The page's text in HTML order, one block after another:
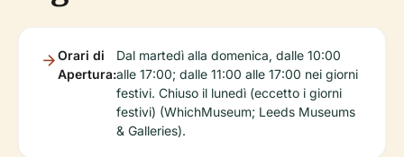
Orari di
Apertura:
Dal martedì alla domenica, dalle 10:00
alle 17:00; dalle 11:00 alle 17:00 nei giorni
festivi. Chiuso il lunedì (eccetto i giorni
festivi) (WhichMuseum; Leeds Museums
& Galleries).